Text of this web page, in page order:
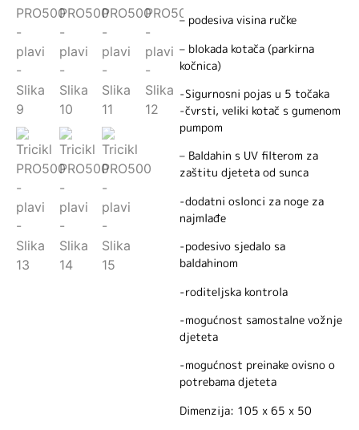
– podesiva visina ručke
– blokada kotača (parkirna
kočnica)
-Sigurnosni pojas u 5 točaka
-čvrsti, veliki kotač s gumenom
pumpom
– Baldahin s UV filterom za
zaštitu djeteta od sunca
-dodatni oslonci za noge za
najmlađe
-podesivo sjedalo sa
baldahinom
-roditeljska kontrola
-mogućnost samostalne vožnje
djeteta
-mogućnost preinake ovisno o
potrebama djeteta
Dimenzija: 105 x 65 x 50